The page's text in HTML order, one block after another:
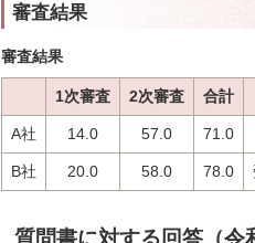
審査結果
審査結果
1次審査 2次審査 合計
A社 14.0 57.0 71.0
B社 20.0 58.0 78.0